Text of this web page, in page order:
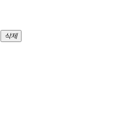
삭제